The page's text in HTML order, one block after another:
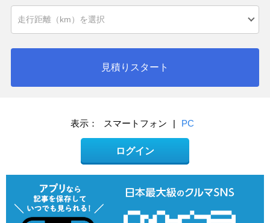
見積りスタート
表示： スマートフォン | PC
ログイン